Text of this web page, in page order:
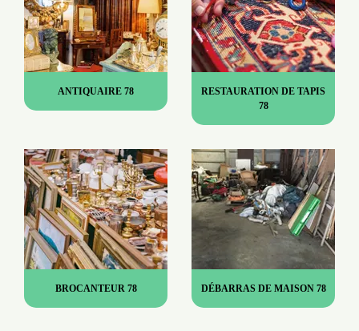
ANTIQUAIRE 78
RESTAURATION DE TAPIS
78
BROCANTEUR 78 DÉBARRAS DE MAISON 78